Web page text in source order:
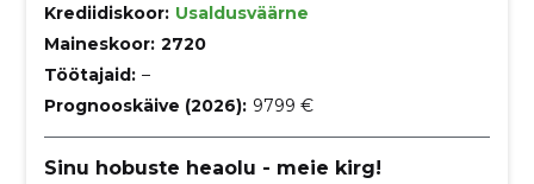
Krediidiskoor: Usaldusväärne
Maineskoor: 2720
Töötajaid: –
Prognooskäive (2026): 9799 €
Sinu hobuste heaolu - meie kirg!